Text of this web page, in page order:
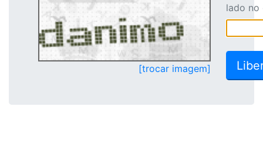
[trocar imagem]
lado no